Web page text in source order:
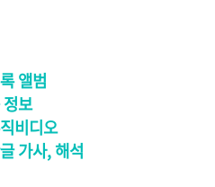
앨범
보
비디오
가사, 해석